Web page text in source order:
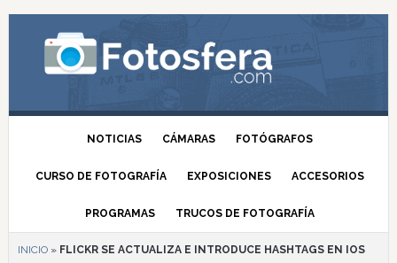
NOTICIAS CÁMARAS FOTÓGRAFOS
CURSO DE FOTOGRAFÍA EXPOSICIONES ACCESORIOS
PROGRAMAS TRUCOS DE FOTOGRAFÍA
INICIO» FLICKR SE ACTUALIZA E INTRODUCE HASHTAGS EN IOS